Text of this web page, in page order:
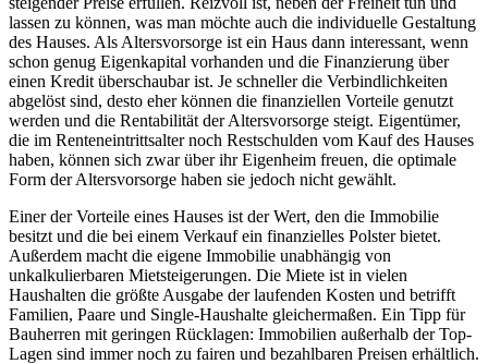
lassen zu können, was man möchte auch die individuelle Gestaltung
des Hauses. Als Altersvorsorge ist ein Haus dann interessant, wenn
schon genug Eigenkapital vorhanden und die Finanzierung über
einen Kredit überschaubar ist. Je schneller die Verbindlichkeiten
abgelöst sind, desto eher können die finanziellen Vorteile genutzt
werden und die Rentabilität der Altersvorsorge steigt. Eigentümer,
die im Renteneintrittsalter noch Restschulden vom Kauf des Hauses
haben, können sich zwar über ihr Eigenheim freuen, die optimale
Form der Altersvorsorge haben sie jedoch nicht gewählt.
Einer der Vorteile eines Hauses ist der Wert, den die Immobilie
besitzt und die bei einem Verkauf ein finanzielles Polster bietet.
Außerdem macht die eigene Immobilie unabhängig von
unkalkulierbaren Mietsteigerungen. Die Miete ist in vielen
Haushalten die größte Ausgabe der laufenden Kosten und betrifft
Familien, Paare und Single-Haushalte gleichermaßen. Ein Tipp für
Bauherren mit geringen Rücklagen: Immobilien außerhalb der Top-
Lagen sind immer noch zu fairen und bezahlbaren Preisen erhältlich.